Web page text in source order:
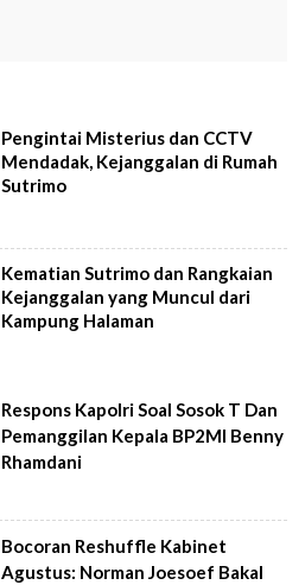
Pengintai Misterius dan CCTV
Mendadak, Kejanggalan di Rumah
Sutrimo
Kematian Sutrimo dan Rangkaian
Kejanggalan yang Muncul dari
Kampung Halaman
Respons Kapolri Soal Sosok T Dan
Pemanggilan Kepala BP2MI Benny
Rhamdani
Bocoran Reshuffle Kabinet
Agustus: Norman Joesoef Bakal